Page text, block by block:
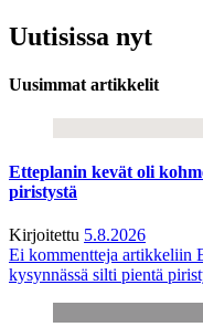
Uutisissa nyt
Uusimmat artikkelit
Etteplanin kevät oli
piristystä
Kirjoitettu 5.8.2026
Ei kommentteja artikkeliin
kysynnässä silti pientä